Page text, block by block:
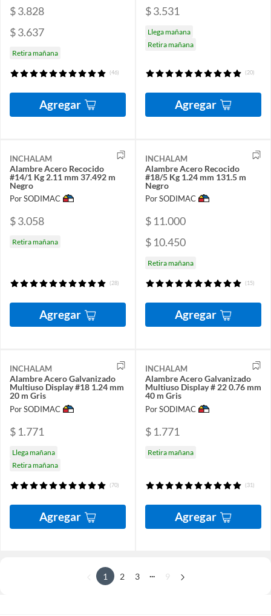
$ 3.828
$ 3.637
Retira mañana
(46)
Agregar
$ 3.531
Llega mañana
Retira mañana
(20)
Agregar
INCHALAM
Alambre Acero Recocido
#14/1 Kg 2.11 mm 37.492 m
Negro
Por SODIMAC
$ 3.058
Retira mañana
(28)
Agregar
INCHALAM
Alambre Acero Recocido
#18/5 Kg 1.24 mm 131.5 m
Negro
Por SODIMAC
$ 11.000
$ 10.450
Retira mañana
(15)
Agregar
INCHALAM
Alambre Acero Galvanizado
Multiuso Display #18 1.24 mm
20 m Gris
Por SODIMAC
$ 1.771
Llega mañana
Retira mañana
(70)
Agregar
INCHALAM
Alambre Acero Galvanizado
Multiuso Display # 22 0.76 mm
40 m Gris
Por SODIMAC
$ 1.771
Retira mañana
(31)
Agregar
1 2 3 9